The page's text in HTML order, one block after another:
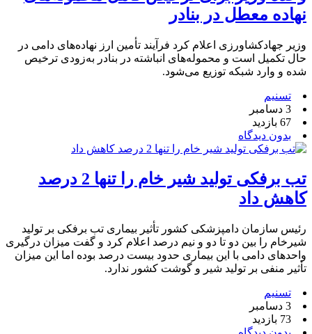
نهاده معطل در بنادر
وزیر جهادکشاورزی اعلام کرد فرآیند تأمین ارز نهاده‌های دامی در
حال تکمیل است و محموله‌های انباشته در بنادر به‌زودی ترخیص
شده و وارد شبکه توزیع می‌شود.
تسنیم
3 دسامبر
67 بازدید
بدون دیدگاه
تب برفکی تولید شیر خام را تنها 2 درصد
کاهش داد
رئیس سازمان دامپزشکی کشور تأثیر بیماری تب برفکی بر تولید
شیرخام را بین دو تا دو و نیم درصد اعلام کرد و گفت میزان درگیری
واحدهای دامی با این بیماری حدود بیست درصد بوده اما این میزان
تأثیر منفی بر تولید شیر و گوشت کشور ندارد.
تسنیم
3 دسامبر
73 بازدید